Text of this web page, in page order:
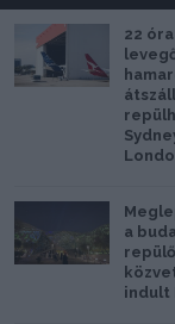
Impresszum
Szerzői
22
a
indult